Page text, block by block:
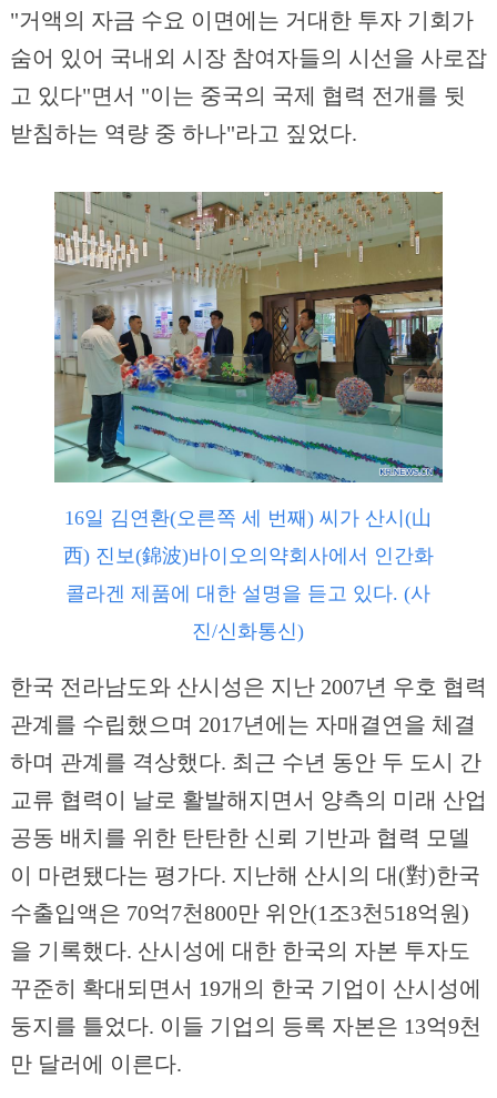
"거액의 자금 수요 이면에는 거대한 투자 기회가
숨어 있어 국내외 시장 참여자들의 시선을 사로잡
고 있다"면서 "이는 중국의 국제 협력 전개를 뒷
받침하는 역량 중 하나"라고 짚었다.
16일 김연환(오른쪽 세 번째) 씨가 산시(山
西) 진보(錦波)바이오의약회사에서 인간화
콜라겐 제품에 대한 설명을 듣고 있다. (사
진/신화통신)
한국 전라남도와 산시성은 지난 2007년 우호 협력
관계를 수립했으며 2017년에는 자매결연을 체결
하며 관계를 격상했다. 최근 수년 동안 두 도시 간
교류 협력이 날로 활발해지면서 양측의 미래 산업
공동 배치를 위한 탄탄한 신뢰 기반과 협력 모델
이 마련됐다는 평가다. 지난해 산시의 대(對)한국
수출입액은 70억7천800만 위안(1조3천518억원)
을 기록했다. 산시성에 대한 한국의 자본 투자도
꾸준히 확대되면서 19개의 한국 기업이 산시성에
둥지를 틀었다. 이들 기업의 등록 자본은 13억9천
만 달러에 이른다.